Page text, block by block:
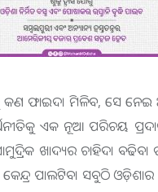
ଫାଇଦା ମିଳିବ, ସେ ନେଇ
ଏକ ନୂଆ ପରିଚୟ
ଖାଦ୍ୟର ଚାହିଦା
ପାଲଟିବ। ସବୁଠି